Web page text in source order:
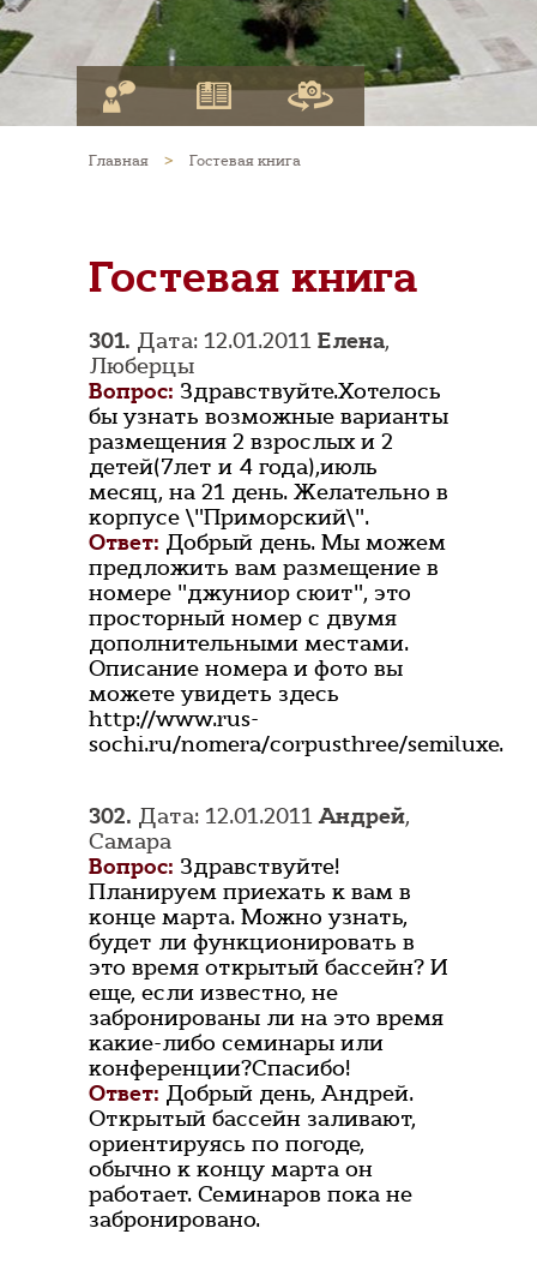
Главная > Гостевая книга
Гостевая книга
301. Дата: 12.01.2011 Елена,
Люберцы
Вопрос: Здравствуйте.Хотелось
бы узнать возможные варианты
размещения 2 взрослых и 2
детей(7лет и 4 года),июль
месяц, на 21 день. Желательно в
корпусе \"Приморский\".
Ответ: Добрый день. Мы можем
предложить вам размещение в
номере "джуниор сюит", это
просторный номер с двумя
дополнительными местами.
Описание номера и фото вы
можете увидеть здесь
http://www.rus-
sochi.ru/nomera/corpusthree/semiluxe.
302. Дата: 12.01.2011Андрей,
Самара
Вопрос: Здравствуйте!
Планируем приехать к вам в
конце марта. Можно узнать,
будет ли функционировать в
это время открытый бассейн? И
еще, если известно, не
забронированы ли на это время
какие-либо семинары или
конференции?Спасибо!
Ответ: Добрый день, Андрей.
Открытый бассейн заливают,
ориентируясь по погоде,
обычно к концу марта он
работает. Семинаров пока не
забронировано.